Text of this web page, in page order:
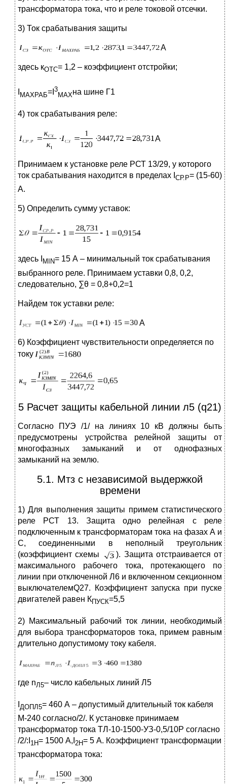
трансформатора тока, что и реле токовой отсечки.
3) Ток срабатывания защиты
А
здесь кОТС= 1,2 – коэффициент отстройки;
МАХРАБ=I 3
МАХна шине Г1
4) ток срабатывания реле:
А
Принимаем к установке реле РСТ 13/29, у которого
ток срабатывания находится в пределах I СР.Р= (15-60)
А.
5) Определить сумму уставок:
здесь I MIN= 15 А – минимальный ток срабатывания
выбранного реле. Принимаем уставки 0,8, 0,2,
следовательно, ∑θ = 0,8+0,2=1
Найдем ток уставки реле:
А
6) Коэффициент чувствительности определяется по
току
5 Расчет защиты кабельной линии л5 (q21)
Согласно ПУЭ /1/ на линиях 10 кВ должны быть
предусмотрены устройства релейной защиты от
многофазных замыканий и от однофазных
замыканий на землю.
5.1. Мтз с независимой выдержкой
времени
1) Для выполнения защиты примем статистического
реле РСТ 13. Защита одно релейная с реле
подключенным к трансформаторам тока на фазах А и
С, соединенными в неполный треугольник
(коэффициент схемы
). Защита отстраивается от
максимального рабочего тока, протекающего по
линии при отключенной Л6 и включенном секционном
выключателемQ27. Коэффициент запуска при пуске
двигателей равен КПУСК=5,5
2) Максимальный рабочий ток линии, необходимый
для выбора трансформаторов тока, примем равным
длительно допустимому току кабеля.
где nЛ5– число кабельных линий Л5
ДОПЛ5= 460 А – допустимый длительный ток кабеля
М-240 согласно/2/. К установке принимаем
трансформатор тока ТЛ-10-1500-УЗ-0,5/10Р согласно
/2/:I 1Н= 1500 А,I 2Н= 5 А. Коэффициент трансформации
трансформатора тока: